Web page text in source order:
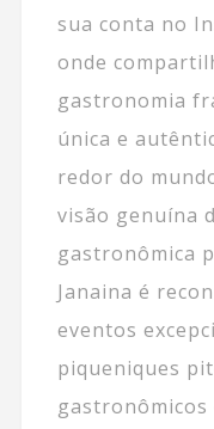
sua conta no
onde
gastronomia
única e
redor do
visão genuína
gastronômica
Janaina é
eventos
piqueniques
gastronômicos